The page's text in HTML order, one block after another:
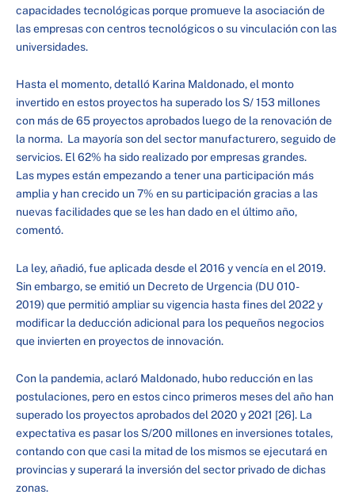
capacidades tecnológicas porque promueve la asociación de
las empresas con centros tecnológicos o su vinculación con las
universidades.
Hasta el momento, detalló Karina Maldonado, el monto
invertido en estos proyectos ha superado los S/ 153 millones
con más de 65 proyectos aprobados luego de la renovación de
la norma. La mayoría son del sector manufacturero, seguido de
servicios. El 62% ha sido realizado por empresas grandes.
Las mypes están empezando a tener una participación más
amplia y han crecido un 7% en su participación gracias a las
nuevas facilidades que se les han dado en el último año,
comentó.
La ley, añadió, fue aplicada desde el 2016 y vencía en el 2019.
Sin embargo, se emitió un Decreto de Urgencia (DU 010-
2019) que permitió ampliar su vigencia hasta fines del 2022 y
modificar la deducción adicional para los pequeños negocios
que invierten en proyectos de innovación.
Con la pandemia, aclaró Maldonado, hubo reducción en las
postulaciones, pero en estos cinco primeros meses del año han
superado los proyectos aprobados del 2020 y 2021 [26]. La
expectativa es pasar los S/200 millones en inversiones totales,
contando con que casi la mitad de los mismos se ejecutará en
provincias y superará la inversión del sector privado de dichas
zonas.